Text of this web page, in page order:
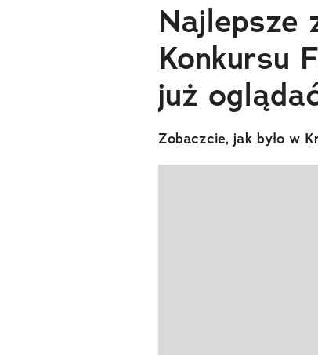
Najlepsze
Konkursu
już
Zobaczcie, jak było w